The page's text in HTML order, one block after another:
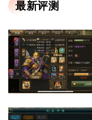
最新评测